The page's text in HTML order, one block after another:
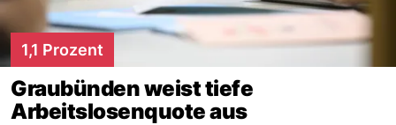
1,1 Prozent
Graubünden weist tiefe
Arbeitslosenquote aus